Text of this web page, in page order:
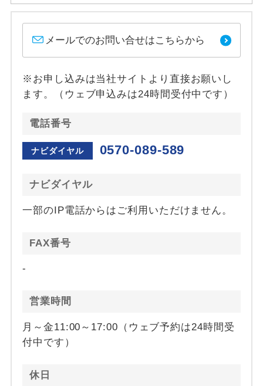
メールでのお問い合せはこちらから
※お申し込みは当社サイトより直接お願いし
ます。（ウェブ申込みは24時間受付中です）
電話番号
ナビダイヤル 0570-089-589
ナビダイヤル
一部のIP電話からはご利用いただけません。
FAX番号
-
営業時間
月～金11:00～17:00（ウェブ予約は24時間受
付中です）
休日